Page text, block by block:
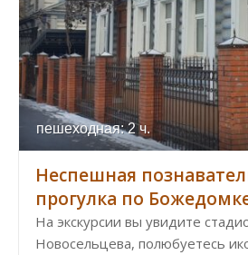
пешеходная: 2 ч.
Неспешная
прогулка по
На экскурсии вы увидите
Новосельцева, полюбуетесь